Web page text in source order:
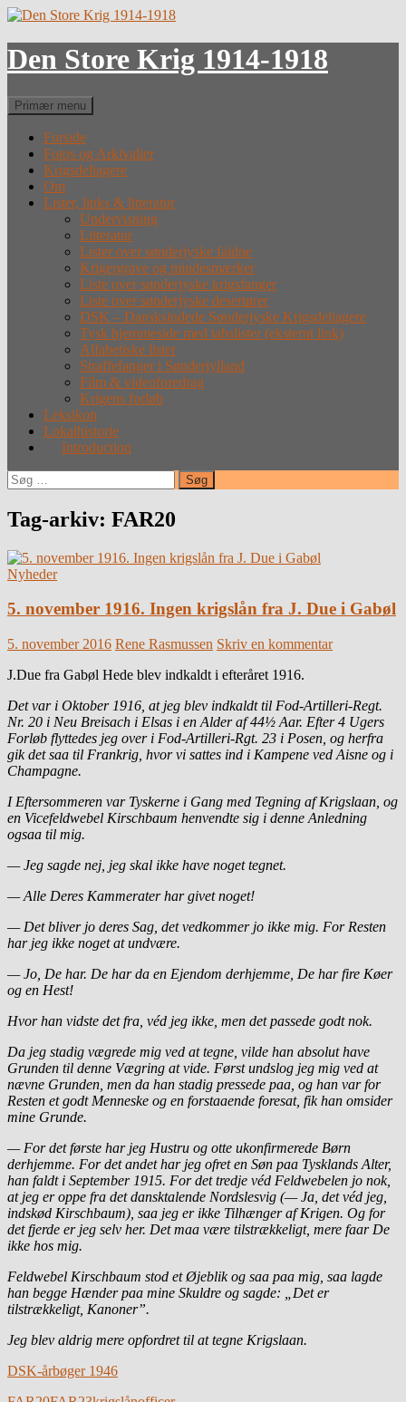
Hop
indhold
Den Store Krig 1914-1918
Søg
Primær menu
Forside
Fotos og Arkivalier
Krigsdeltagere
Om
Lister, links & litteratur
Undervisning
Litteratur
Lister over sønderjyske faldne
Krigergrave og mindesmærker
Liste over sønderjyske krigsfanger
Liste over sønderjyske desertører
DSK – Dansksindede Sønderjyske Krigsdeltagere
Tysk hjemmeside med tabslister (eksternt link)
Alfabetiske lister
Straffefanger i Sønderjylland
Film & videoforedrag
Krigens forløb
Leksikon
Lokalhistorie
Introduction
Søg
efter:
Tag-arkiv: FAR20
Nyheder
5. november 1916. Ingen krigslån fra J. Due i Gabøl
5. november 2016 Rene Rasmussen Skriv en kommentar
J.Due fra Gabøl Hede blev indkaldt i efteråret 1916.
Det var i Oktober 1916, at jeg blev indkaldt til Fod-Artilleri-Regt.
Nr. 20 i Neu Breisach i Elsas i en Alder af 44½ Aar. Efter 4 Ugers
Forløb flyttedes jeg over i Fod-Artilleri-Rgt. 23 i Posen, og herfra
gik det saa til Frankrig, hvor vi sattes ind i Kampene ved Aisne og i
Champagne.
I Eftersommeren var Tyskerne i Gang med Tegning af Krigslaan, og
en Vicefeldwebel Kirschbaum henvendte sig i denne Anledning
ogsaa til mig.
— Jeg sagde nej, jeg skal ikke have noget tegnet.
— Alle Deres Kammerater har givet noget!
— Det bliver jo deres Sag, det vedkommer jo ikke mig. For Resten
har jeg ikke noget at undvære.
— Jo, De har. De har da en Ejendom derhjemme, De har fire Køer
og en Hest!
Hvor han vidste det fra, véd jeg ikke, men det passede godt nok.
Da jeg stadig vægrede mig ved at tegne, vilde han absolut have
Grunden til denne Vægring at vide. Først undslog jeg mig ved at
nævne Grunden, men da han stadig pressede paa, og han var for
Resten et godt Menneske og en forstaaende foresat, fik han omsider
mine Grunde.
— For det første har jeg Hustru og otte ukonfirmerede Børn
derhjemme. For det andet har jeg ofret en Søn paa Tysklands Alter,
han faldt i September 1915. For det tredje véd Feldwebelen jo nok,
at jeg er oppe fra det dansktalende Nordslesvig (— Ja, det véd jeg,
indskød Kirschbaum), saa jeg er ikke Tilhænger af Krigen. Og for
det fjerde er jeg selv her. Det maa være tilstrækkeligt, mere faar De
ikke hos mig.
Feldwebel Kirschbaum stod et Øjeblik og saa paa mig, saa lagde
han begge Hænder paa mine Skuldre og sagde: „Det er
tilstrækkeligt, Kanoner”.
Jeg blev aldrig mere opfordret til at tegne Krigslaan.
DSK-årbøger 1946